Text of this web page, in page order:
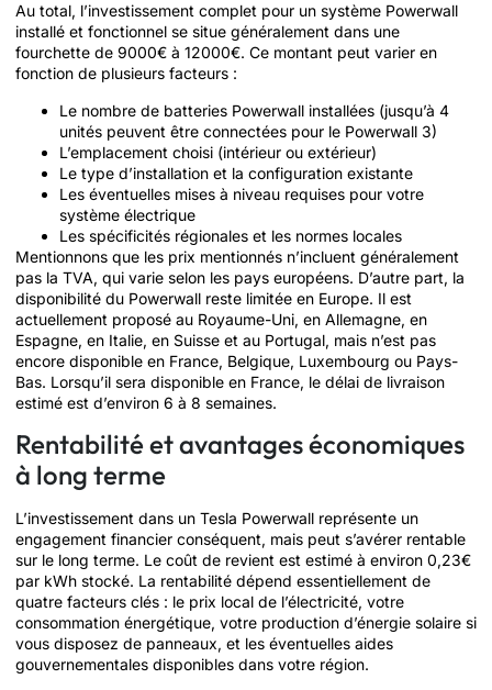
Au total, l’investissement complet pour un système Powerwall
installé et fonctionnel se situe généralement dans une
fourchette de 9000€ à 12000€. Ce montant peut varier en
fonction de plusieurs facteurs :
Le nombre de batteries Powerwall installées (jusqu’à 4
unités peuvent être connectées pour le Powerwall 3)
L’emplacement choisi (intérieur ou extérieur)
Le type d’installation et la configuration existante
Les éventuelles mises à niveau requises pour votre
système électrique
Les spécificités régionales et les normes locales
Mentionnons que les prix mentionnés n’incluent généralement
pas la TVA, qui varie selon les pays européens. D’autre part, la
disponibilité du Powerwall reste limitée en Europe. Il est
actuellement proposé au Royaume-Uni, en Allemagne, en
Espagne, en Italie, en Suisse et au Portugal, mais n’est pas
encore disponible en France, Belgique, Luxembourg ou Pays-
Bas. Lorsqu’il sera disponible en France, le délai de livraison
estimé est d’environ 6 à 8 semaines.
Rentabilité et avantages économiques
à long terme
L’investissement dans un Tesla Powerwall représente un
engagement financier conséquent, mais peut s’avérer rentable
sur le long terme. Le coût de revient est estimé à environ 0,23€
par kWh stocké. La rentabilité dépend essentiellement de
quatre facteurs clés : le prix local de l’électricité, votre
consommation énergétique, votre production d’énergie solaire si
vous disposez de panneaux, et les éventuelles aides
gouvernementales disponibles dans votre région.